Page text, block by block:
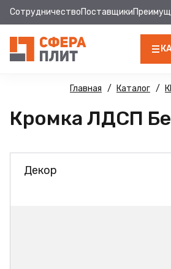
СотрудничествоПоставщики
Главная Каталог
Кромка ЛДСП
Декор